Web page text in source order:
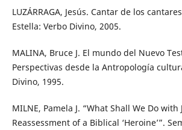
LUZÁRRAGA, Jesús. Cantar de los
Estella: Verbo Divino, 2005.
MALINA, Bruce J. El mundo del Nuevo
Perspectivas desde la Antropología
Divino, 1995.
MILNE, Pamela J. “What Shall We Do
Reassessment of a Biblical ‘Heroine’”.